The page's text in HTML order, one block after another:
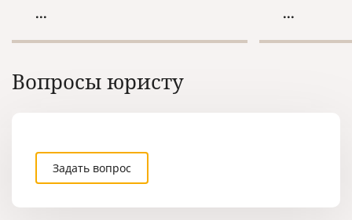
своем намерении расторгнуть
...
Что делать
...
Вопросы юристу
Задать вопрос